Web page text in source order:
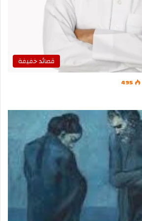
قصائد خفيفة
495